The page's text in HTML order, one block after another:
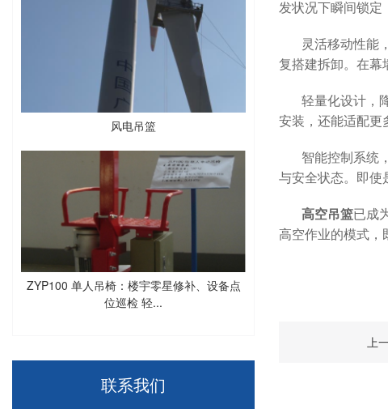
风电吊篮
ZYP100 单人吊椅：楼宇零星修补、设备点
位巡检 轻...
联系我们
发状况下瞬间锁定
灵活移动性能
复搭建拆卸。在幕
轻量化设计，
安装，还能适配更
智能控制系统
与安全状态。即使
高空吊篮已成
高空作业的模式，
上